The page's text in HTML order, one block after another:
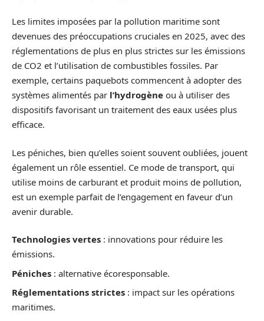
Les limites imposées par la pollution maritime sont
devenues des préoccupations cruciales en 2025, avec des
réglementations de plus en plus strictes sur les émissions
de CO2 et l’utilisation de combustibles fossiles. Par
exemple, certains paquebots commencent à adopter des
systèmes alimentés par l’hydrogène ou à utiliser des
dispositifs favorisant un traitement des eaux usées plus
efficace.
Les péniches, bien qu’elles soient souvent oubliées, jouent
également un rôle essentiel. Ce mode de transport, qui
utilise moins de carburant et produit moins de pollution,
est un exemple parfait de l’engagement en faveur d’un
avenir durable.
Technologies vertes : innovations pour réduire les
émissions.
Péniches : alternative écoresponsable.
Réglementations strictes : impact sur les opérations
maritimes.